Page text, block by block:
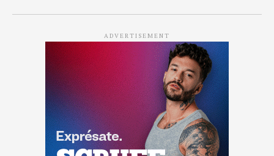
ADVERTISEMENT